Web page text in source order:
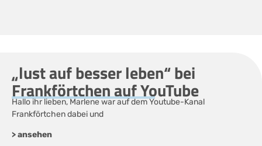
„lust auf besser leben“ bei
Frankförtchen auf YouTube
Hallo ihr lieben, Marlene war auf dem Youtube-Kanal
Frankförtchen dabei und
> ansehen